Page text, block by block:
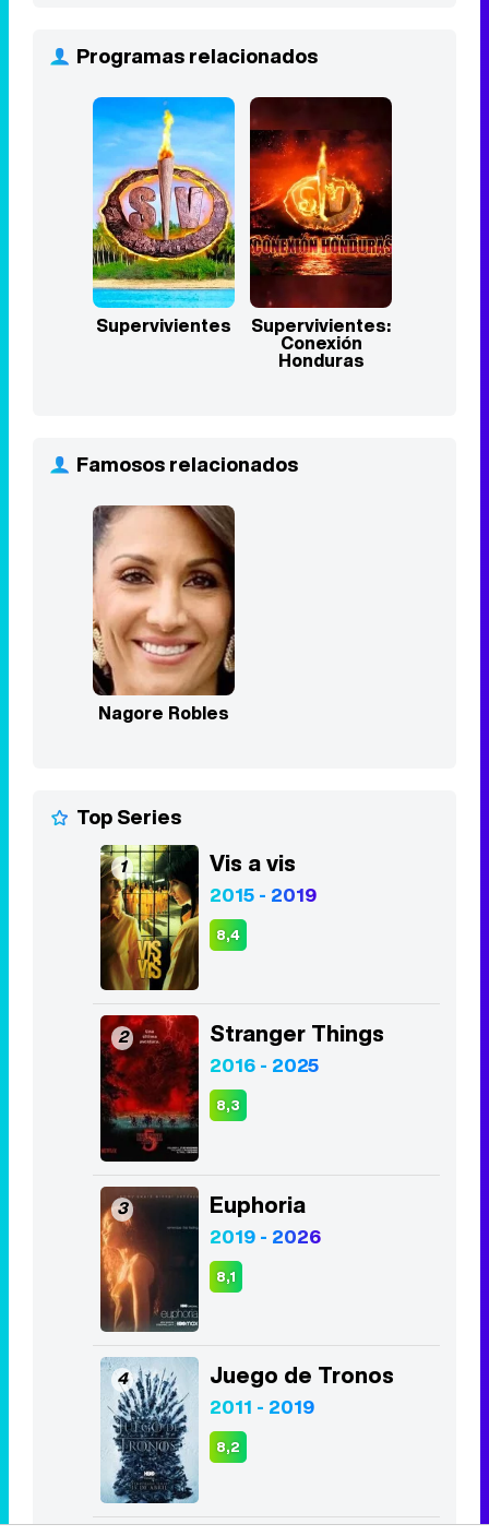
Programas relacionados
Supervivientes Supervivientes:
Conexión
Honduras
Famosos relacionados
Nagore Robles
Top Series
1 Vis a vis
2015 - 2019
8,4
2 Stranger Things
2016 - 2025
8,3
3 Euphoria
2019 - 2026
8,1
4 Juego de Tronos
2011 - 2019
8,2